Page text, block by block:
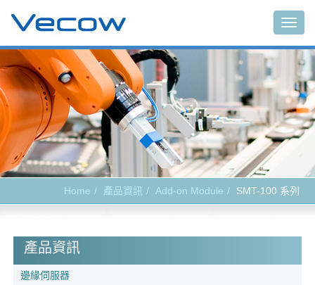
Home 產品資訊 Add-on Module SMT-100 系列
產品資訊
邊緣伺服器